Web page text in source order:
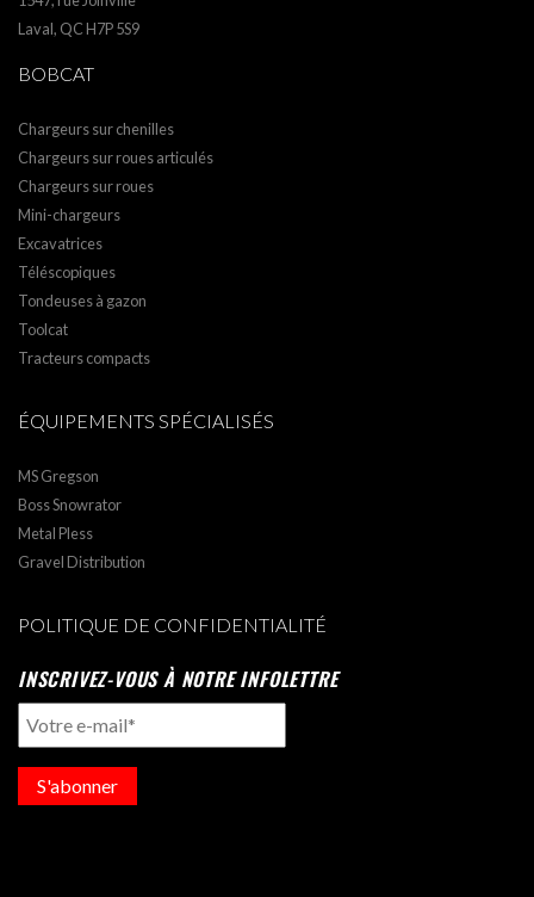
Laval, QC H7P 5S9
BOBCAT
Chargeurs sur chenilles
Chargeurs sur roues articulés
Chargeurs sur roues
Mini-chargeurs
Excavatrices
Téléscopiques
Tondeuses à gazon
Toolcat
Tracteurs compacts
ÉQUIPEMENTS SPÉCIALISÉS
MS Gregson
Boss Snowrator
Metal Pless
Gravel Distribution
POLITIQUE DE CONFIDENTIALITÉ
INSCRIVEZ-VOUS À NOTRE INFOLETTRE
S'abonner